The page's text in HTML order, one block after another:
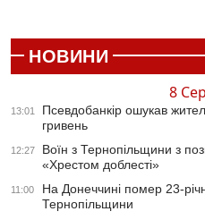
НОВИНИ
8
13:01
Псевдобанкір ошукав
гривень
12:27
Воїн з Тернопільщини з
«Хрестом доблесті»
11:00
На Донеччині помер 23-
Тернопільщини